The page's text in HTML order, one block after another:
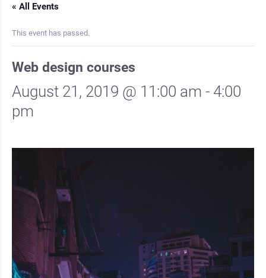
« All Events
This event has passed.
Web design courses
August 21, 2019 @ 11:00 am - 4:00
pm